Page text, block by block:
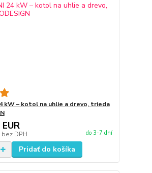
kW – kotol na uhlie a drevo, trieda
bez DPH do 3-7 dní
Pridať do košíka